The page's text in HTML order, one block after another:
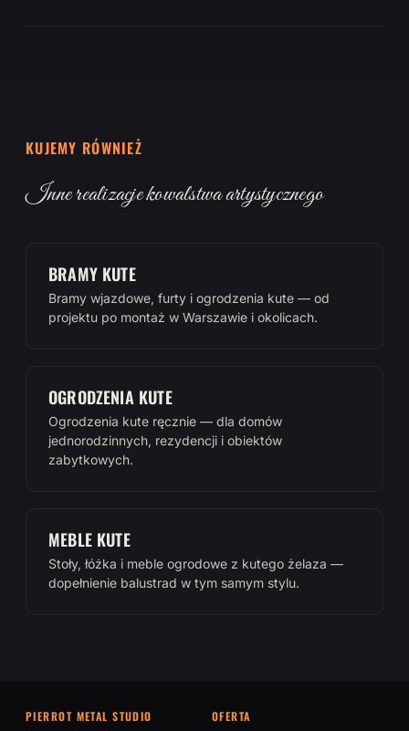
KUJEMY RÓWNIEŻ
Inne realizacje kowalstwa artystycznego
BRAMY KUTE
Bramy wjazdowe, furty i ogrodzenia kute — od
projektu po montaż w Warszawie i okolicach.
OGRODZENIA KUTE
Ogrodzenia kute ręcznie — dla domów
jednorodzinnych, rezydencji i obiektów
zabytkowych.
MEBLE KUTE
Stoły, łóżka i meble ogrodowe z kutego żelaza —
dopełnienie balustrad w tym samym stylu.
PIERROT METAL STUDIO OFERTA